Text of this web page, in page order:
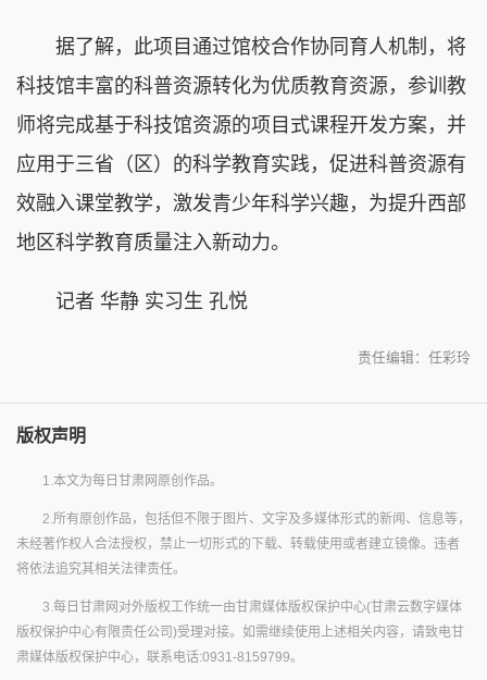
据了解，此项目通过馆校合作协同育人机制，将
科技馆丰富的科普资源转化为优质教育资源，参训教
师将完成基于科技馆资源的项目式课程开发方案，并
应用于三省（区）的科学教育实践，促进科普资源有
效融入课堂教学，激发青少年科学兴趣，为提升西部
地区科学教育质量注入新动力。
记者 华静 实习生 孔悦
责任编辑：任彩玲
版权声明
1.本文为每日甘肃网原创作品。
2.所有原创作品，包括但不限于图片、文字及多媒体形式的新闻、信息等，
未经著作权人合法授权，禁止一切形式的下载、转载使用或者建立镜像。违者
将依法追究其相关法律责任。
3.每日甘肃网对外版权工作统一由甘肃媒体版权保护中心(甘肃云数字媒体
版权保护中心有限责任公司)受理对接。如需继续使用上述相关内容，请致电甘
肃媒体版权保护中心，联系电话:0931-8159799。